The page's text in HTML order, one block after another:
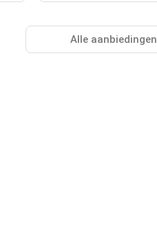
Alle aanbiedingen